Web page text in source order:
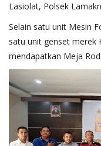
Lasiolat, Polsek
Selain satu unit Mesin
satu unit genset merek
mendapatkan Meja